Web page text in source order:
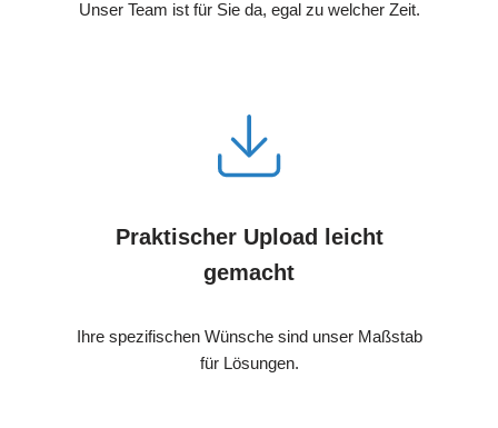
Unser Team ist für Sie da, egal zu welcher Zeit.
Praktischer Upload leicht
gemacht
Ihre spezifischen Wünsche sind unser Maßstab
für Lösungen.